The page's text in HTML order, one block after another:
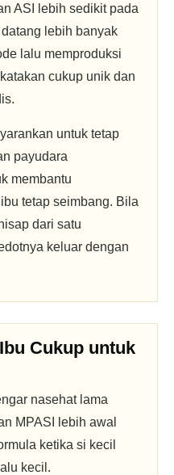
ASI lebih sedikit pada
lebih banyak
lalu memproduksi
cukup unik dan
untuk tetap
payudara
membantu
tetap seimbang. Bila
dari satu
keluar dengan
Cukup untuk
nasehat lama
MPASI lebih awal
ketika si kecil
kecil.